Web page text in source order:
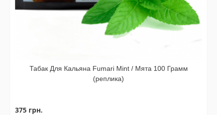
Табак Для Кальяна Fumari Mint / Мята 100 Грамм
(реплика)
375 грн.